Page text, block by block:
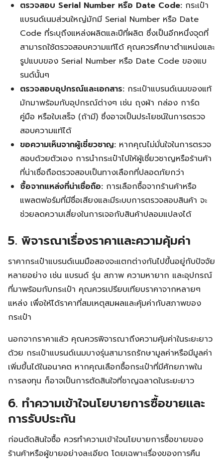
ตรวจสอบ Serial Number หรือ Date Code: กระเป๋า
แบรนด์เนมส่วนใหญ่มักมี Serial Number หรือ Date
Code ที่ระบุถึงแหล่งผลิตและปีที่ผลิต ซึ่งเป็นอีกหนึ่งจุดที่
สามารถใช้ตรวจสอบความแท้ได้ คุณควรศึกษาตำแหน่งและ
รูปแบบของ Serial Number หรือ Date Code ของแบ
รนด์นั้นๆ
ตรวจสอบอุปกรณ์และเอกสาร: กระเป๋าแบรนด์เนมของแท้
มักมาพร้อมกับอุปกรณ์ต่างๆ เช่น ถุงผ้า กล่อง การ์ด
คู่มือ หรือใบเสร็จ (ถ้ามี) ซึ่งอาจเป็นประโยชน์ในการตรวจ
สอบความแท้ได้
ขอความเห็นจากผู้เชี่ยวชาญ: หากคุณไม่มั่นใจในการตรวจ
สอบด้วยตัวเอง การนำกระเป๋าไปให้ผู้เชี่ยวชาญหรือร้านค้า
ที่น่าเชื่อถือตรวจสอบเป็นทางเลือกที่ปลอดภัยกว่า
ซื้อจากแหล่งที่น่าเชื่อถือ: การเลือกซื้อจากร้านค้าหรือ
แพลตฟอร์มที่มีชื่อเสียงและมีระบบการตรวจสอบสินค้า จะ
ช่วยลดความเสี่ยงในการเจอกับสินค้าปลอมแปลงได้
5. พิจารณาเรื่องราคาและความคุ้มค่า
ราคากระเป๋าแบรนด์เนมมือสองจะแตกต่างกันไปขึ้นอยู่กับปัจจัย
หลายอย่าง เช่น แบรนด์ รุ่น สภาพ ความหายาก และอุปกรณ์
ที่มาพร้อมกับกระเป๋า คุณควรเปรียบเทียบราคาจากหลายๆ
แหล่ง เพื่อให้ได้ราคาที่สมเหตุสมผลและคุ้มค่ากับสภาพของ
กระเป๋า
นอกจากราคาแล้ว คุณควรพิจารณาถึงความคุ้มค่าในระยะยาว
ด้วย กระเป๋าแบรนด์เนมบางรุ่นสามารถรักษามูลค่าหรือมีมูลค่า
เพิ่มขึ้นได้ในอนาคต หากคุณเลือกซื้อกระเป๋าที่มีศักยภาพใน
การลงทุน ก็อาจเป็นการตัดสินใจที่ชาญฉลาดในระยะยาว
6. ทำความเข้าใจนโยบายการซื้อขายและ
การรับประกัน
ก่อนตัดสินใจซื้อ ควรทำความเข้าใจนโยบายการซื้อขายของ
ร้านค้าหรือผู้ขายอย่างละเอียด โดยเฉพาะเรื่องของการคืน